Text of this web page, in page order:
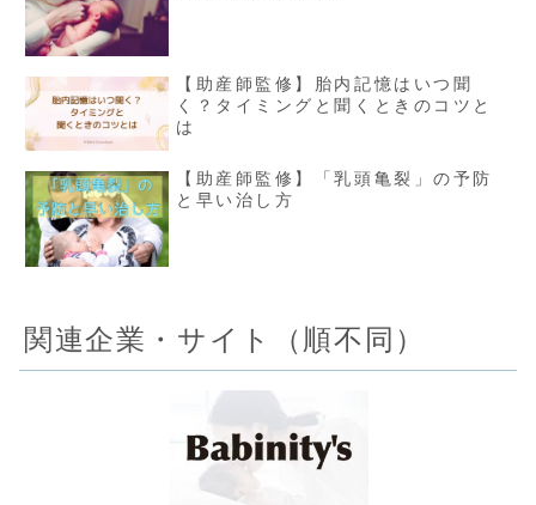
【助産師監修】胎内記憶はいつ聞
く？タイミングと聞くときのコツと
は
【助産師監修】「乳頭亀裂」の予防
と早い治し方
関連企業・サイト（順不同）